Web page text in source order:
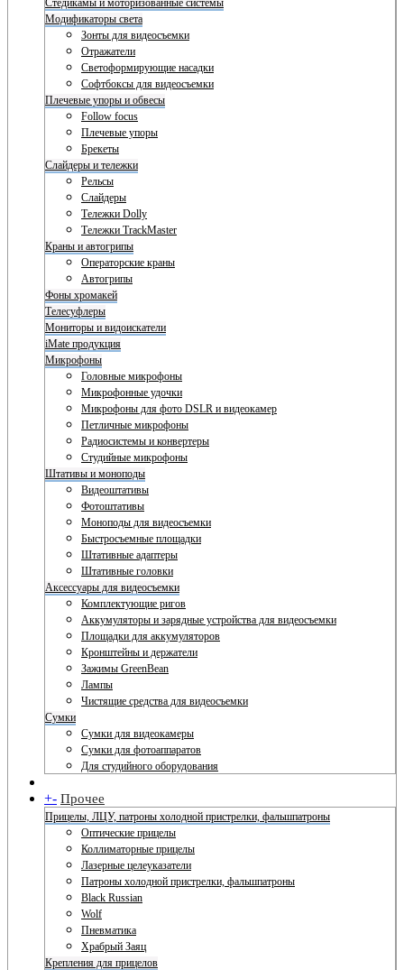
Стедикамы и моторизованные системы
Модификаторы света
Зонты для видеосъемки
Отражатели
Светоформирующие насадки
Софтбоксы для видеосъемки
Плечевые упоры и обвесы
Follow focus
Плечевые упоры
Брекеты
Слайдеры и тележки
Рельсы
Слайдеры
Тележки Dolly
Тележки TrackMaster
Краны и автогрипы
Операторские краны
Автогрипы
Фоны хромакей
Телесуфлеры
Мониторы и видоискатели
iMate продукция
Микрофоны
Головные микрофоны
Микрофонные удочки
Микрофоны для фото DSLR и видеокамер
Петличные микрофоны
Радиосистемы и конвертеры
Студийные микрофоны
Штативы и моноподы
Видеоштативы
Фотоштативы
Моноподы для видеосъемки
Быстросъемные площадки
Штативные адаптеры
Штативные головки
Аксессуары для видеосъемки
Комплектующие ригов
Аккумуляторы и зарядные устройства для видеосъемки
Площадки для аккумуляторов
Кронштейны и держатели
Зажимы GreenBean
Лампы
Чистящие средства для видеосъемки
Сумки
Сумки для видеокамеры
Сумки для фотоаппаратов
Для студийного оборудования
+- Прочее
Прицелы, ЛЦУ, патроны холодной пристрелки, фальшпатроны
Оптические прицелы
Коллиматорные прицелы
Лазерные целеуказатели
Патроны холодной пристрелки, фальшпатроны
Black Russian
Wolf
Пневматика
Храбрый Заяц
Крепления для прицелов